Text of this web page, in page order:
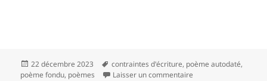
Publié
le
22 décembre 2023
Mots-
clés
contraintes d'écriture, poème autodaté,
poème fondu, poèmes Laisser un commentaire